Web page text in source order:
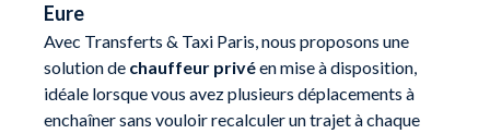
Eure
Avec Transferts & Taxi Paris, nous proposons une
solution de chauffeur privéen mise à disposition,
idéale lorsque vous avez plusieurs déplacements à
enchaîner sans vouloir recalculer un trajet à chaque